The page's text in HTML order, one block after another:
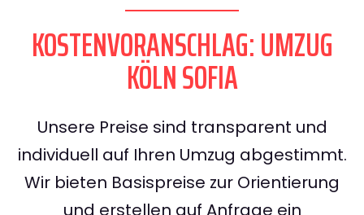
KOSTENVORANSCHLAG: UMZUG
KÖLN SOFIA
Unsere Preise sind transparent und
individuell auf Ihren Umzug abgestimmt.
Wir bieten Basispreise zur Orientierung